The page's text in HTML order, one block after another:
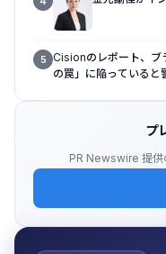
5 Cisionのレポート、ブ
の罠」に陥っていると
プ
PR Newswire 提供